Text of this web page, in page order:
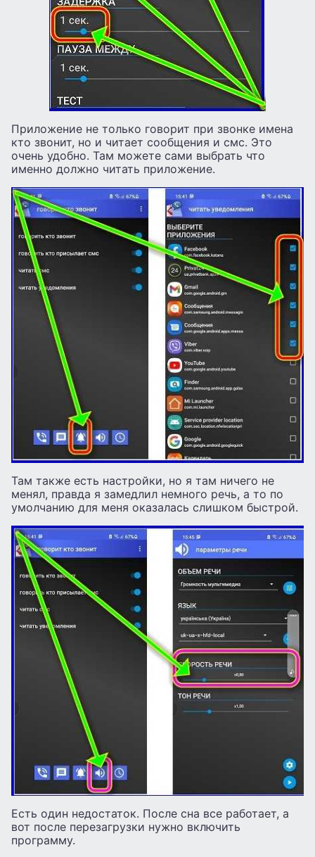
Приложение не только говорит при звонке имена
кто звонит, но и читает сообщения и смс. Это
очень удобно. Там можете сами выбрать что
именно должно читать приложение.
Там также есть настройки, но я там ничего не
менял, правда я замедлил немного речь, а то по
умолчанию для меня оказалась слишком быстрой.
Есть один недостаток. После сна все работает, а
вот после перезагрузки нужно включить
программу.